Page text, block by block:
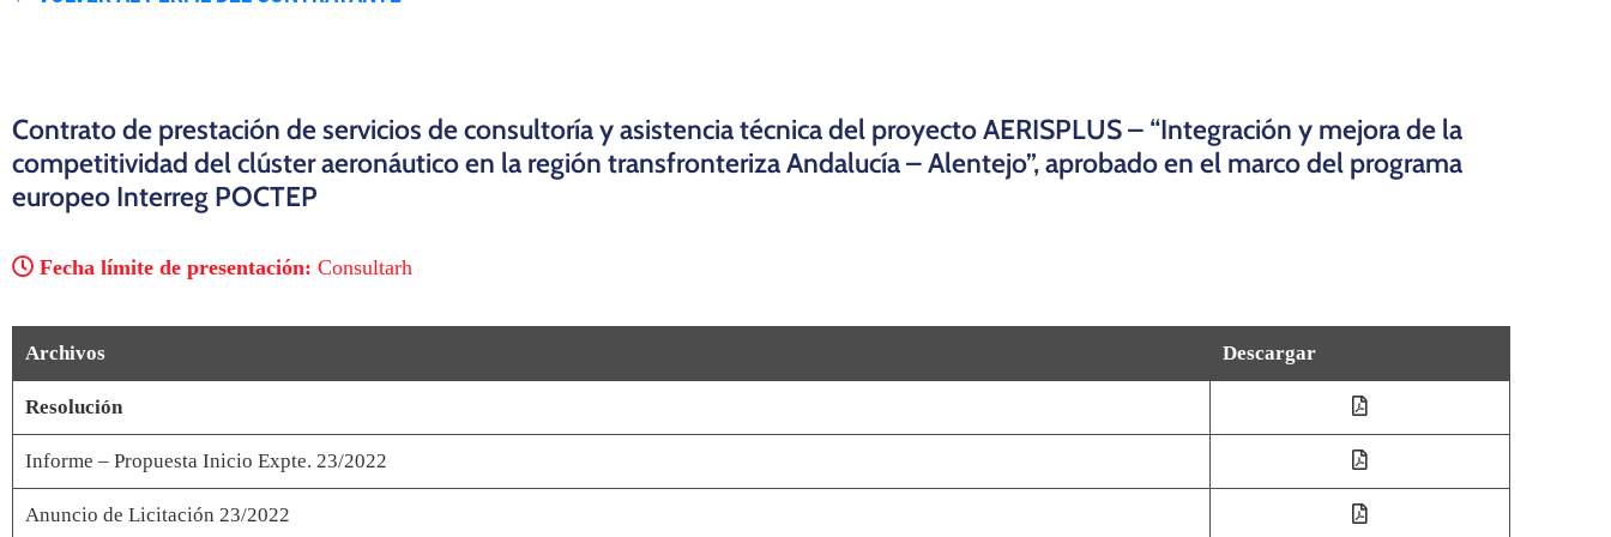
Contrato de prestación de servicios de consultoría y asistencia técnica del proyecto AERISPLUS – “Integración y mejora de la
competitividad del clúster aeronáutico en la región transfronteriza Andalucía – Alentejo”, aprobado en el marco del programa
europeo Interreg POCTEP
Fecha límite de presentación: Consultarh
Archivos Descargar
Resolución
Informe – Propuesta Inicio Expte. 23/2022
Anuncio de Licitación 23/2022